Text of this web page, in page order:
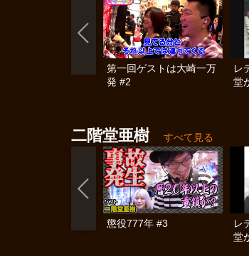
第一回ゲストは大崎一万
発 #2
レ
堂
二階堂亜樹 すべて見る
懲役777年 #3
レ
堂